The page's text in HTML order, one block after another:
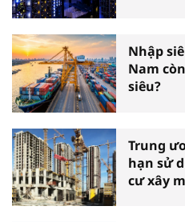
Nhập
Nam
siêu?
Trung
hạn sử
cư xây